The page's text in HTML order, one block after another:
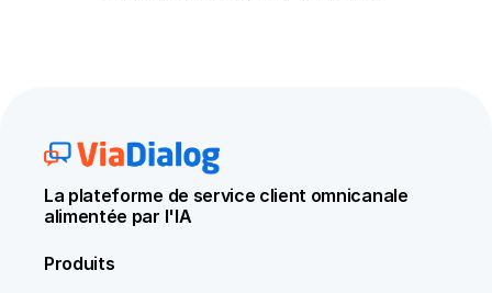
La plateforme de service client omnicanale
alimentée par l'IA
Produits